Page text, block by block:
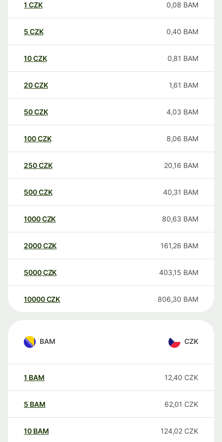
1 CZK 0,08 BAM
5 CZK 0,40 BAM
10CZK 0,81 BAM
20CZK 1,61 BAM
50CZK 4,03 BAM
100CZK 8,06 BAM
250CZK 20,16 BAM
500CZK 40,31 BAM
1000CZK 80,63 BAM
2000CZK 161,26 BAM
5000CZK 403,15 BAM
10000 CZK 806,30 BAM
BAM CZK
1 BAM 12,40 CZK
5 BAM 62,01 CZK
10 BAM 124,02 CZK